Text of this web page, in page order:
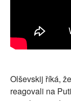
Olševskij říká,
reagovali na